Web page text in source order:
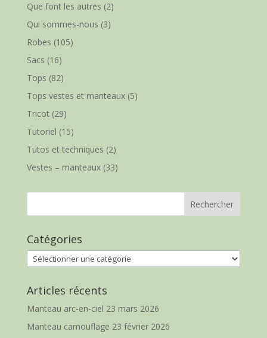
Que font les autres (2)
Qui sommes-nous (3)
Robes (105)
Sacs (16)
Tops (82)
Tops vestes et manteaux(5)
Tricot(29)
Tutoriel (15)
Tutos et techniques (2)
Vestes – manteaux(33)
Catégories
Catégories
Articles récents
Manteau arc-en-ciel 23 mars 2026
Manteau camouflage 23 février 2026